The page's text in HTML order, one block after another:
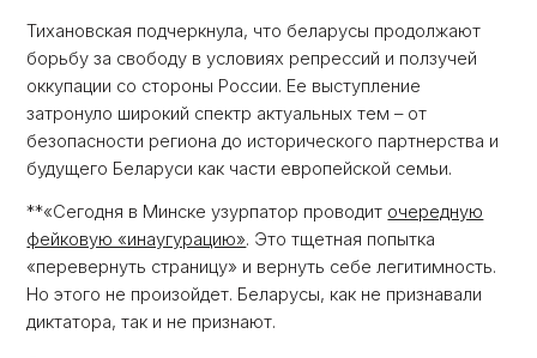
Тихановская подчеркнула, что беларусы продолжают
борьбу за свободу в условиях репрессий и ползучей
оккупации со стороны России. Ее выступление
затронуло широкий спектр актуальных тем – от
безопасности региона до исторического партнерства и
будущего Беларуси как части европейской семьи.
**«Сегодня в Минске узурпатор проводит очередную
фейковую «инаугурацию». Это тщетная попытка
«перевернуть страницу» и вернуть себе легитимность.
Но этого не произойдет. Беларусы, как не признавали
диктатора, так и не признают.